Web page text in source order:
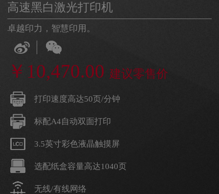
高速黑白激光打印机
卓越印力，智慧印用。
￥10,470.00 建议零售价
打印速度高达50页/分钟
标配A4自动双面打印
3.5英寸彩色液晶触摸屏
选配纸盒容量高达1040页
无线/有线网络